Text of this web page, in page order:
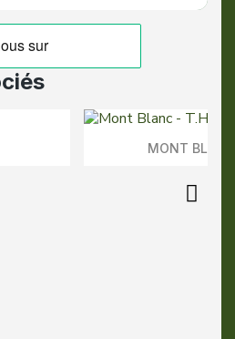
Aperçu
MONT BLANC